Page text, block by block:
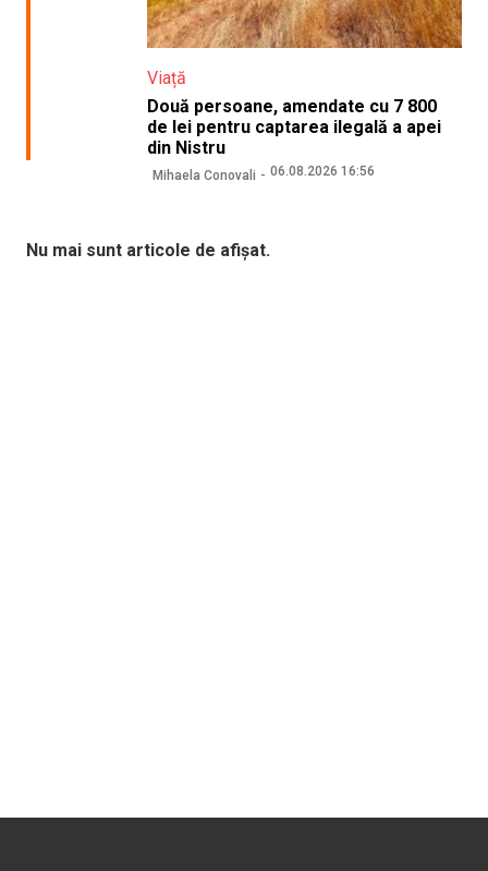
Viață
Două persoane, amendate cu 7 800
de lei pentru captarea ilegală a apei
din Nistru
Mihaela Conovali 06.08.2026 16:56
Nu mai sunt articole de afișat.